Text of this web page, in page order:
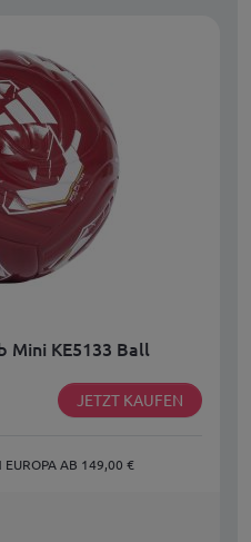
Mini KE5133 Ball
JETZT KAUFEN
EUROPA AB 149,00 €